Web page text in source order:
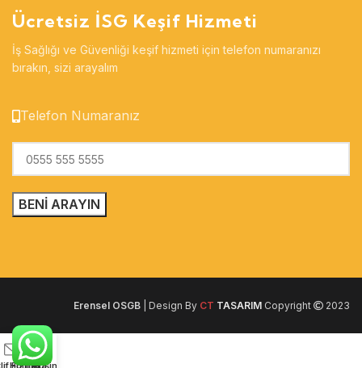
Ücretsiz İSG Keşif Hizmeti
İş Sağlığı ve Güvenliği keşif hizmeti için telefon numaranızı
bırakın, sizi arayalım
Telefon Numaranız
Erensel OSGB| Design By CT TASARIMCopyright 2023
Formu
Hızlı Ara
İletişim